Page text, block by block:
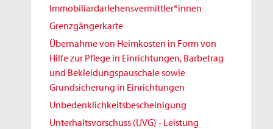
Immobiliardarlehensvermittler*innen
Grenzgängerkarte
Übernahme von Heimkosten in Form von
Hilfe zur Pflege in Einrichtungen, Barbetrag
und Bekleidungspauschale sowie
Grundsicherung in Einrichtungen
Unbedenklichkeitsbescheinigung
Unterhaltsvorschuss (UVG) - Leistung